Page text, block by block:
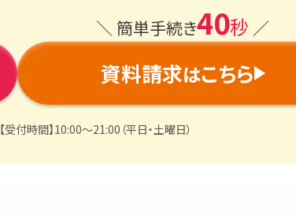
＼ 簡単手続き40秒 ／
資料請求はこちら
【受付時間】10:00〜21:00（平日・土曜日）